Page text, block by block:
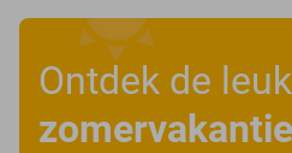
Ontdek de